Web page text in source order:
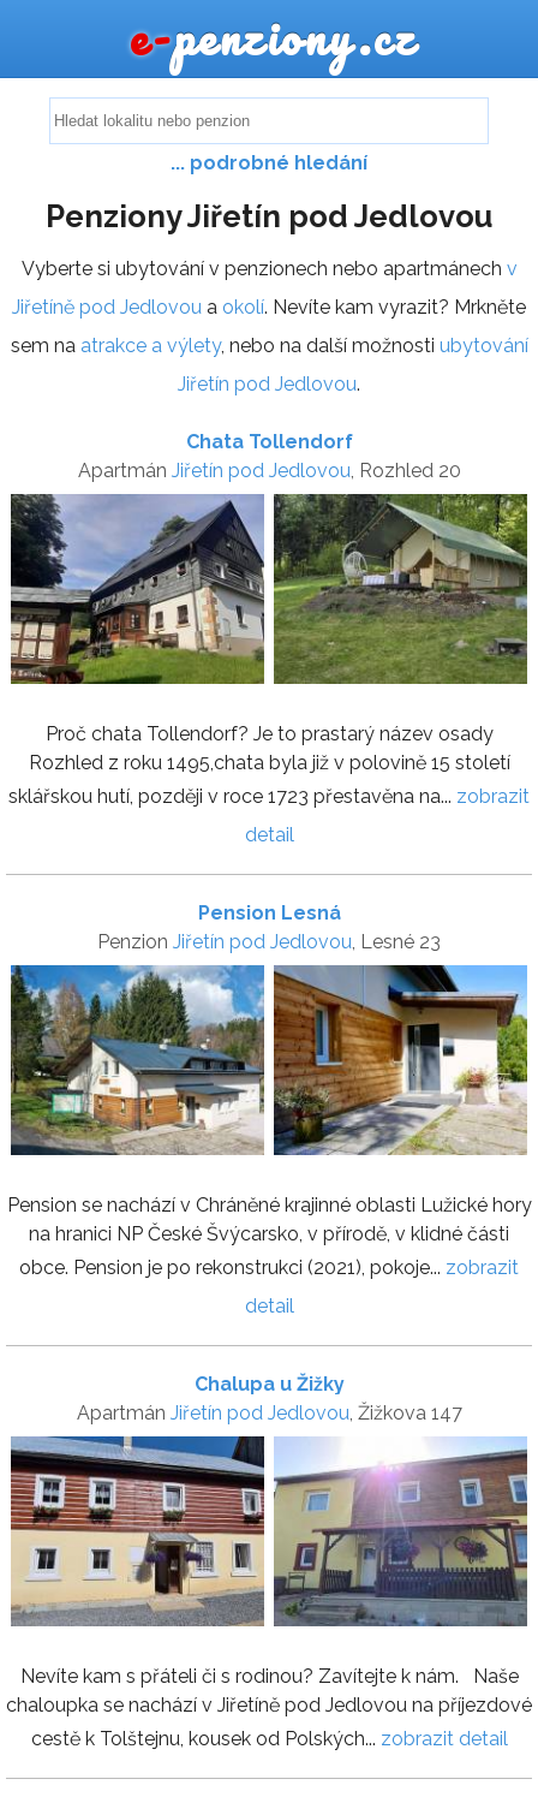
e-penziony.cz
... podrobné hledání
Penziony Jiřetín pod Jedlovou
Vyberte si ubytování v penzionech nebo apartmánech v
Jiřetíně pod Jedlovou a okolí. Nevíte kam vyrazit? Mrkněte
sem na atrakce a výlety, nebo na další možnosti ubytování
Jiřetín pod Jedlovou.
Chata Tollendorf
Apartmán Jiřetín pod Jedlovou , Rozhled 20
Proč chata Tollendorf? Je to prastarý název osady
Rozhled z roku 1495,chata byla již v polovině 15 století
sklářskou hutí, později v roce 1723 přestavěna na... zobrazit
detail
Pension Lesná
Penzion Jiřetín pod Jedlovou, Lesné 23
Pension se nachází v Chráněné krajinné oblasti Lužické hory
na hranici NP České Švýcarsko, v přírodě, v klidné části
obce. Pension je po rekonstrukci (2021), pokoje... zobrazit
detail
Chalupa u Žižky
Apartmán Jiřetín pod Jedlovou, Žižkova 147
Nevíte kam s přáteli či s rodinou? Zavítejte k nám. Naše
chaloupka se nachází v Jiřetíně pod Jedlovou na příjezdové
cestě k Tolštejnu, kousek od Polských... zobrazit detail